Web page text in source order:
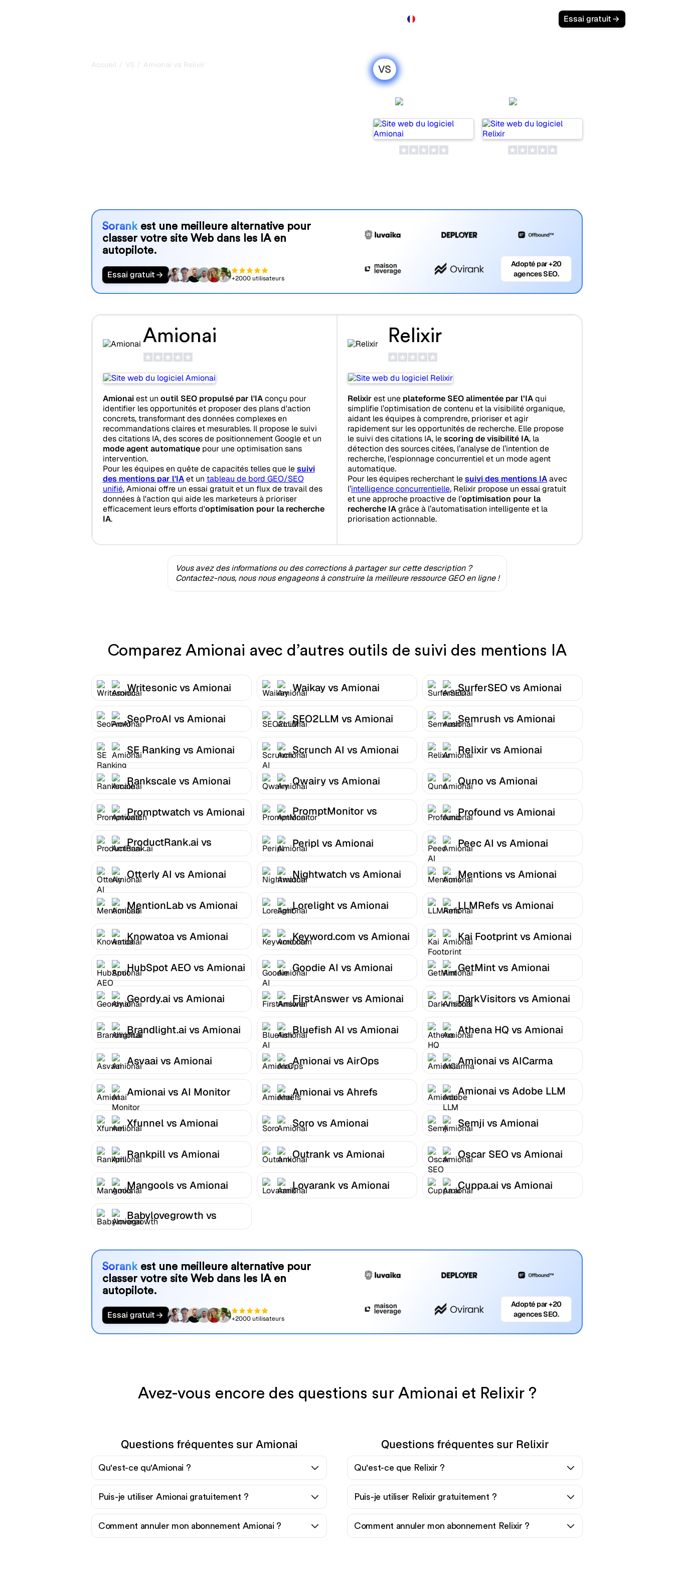
Essai gratuit
Accueil / VS / Amionai vs Relixir VS
Sorankest une meilleure alternative pour
classer votre site Web dans les IA en
autopilote.
Essai gratuit +2000 utilisateurs
Adopté par +20
agences SEO.
Amionai
Amionaiest un outil SEO propulsé par l'IAconçu pour
identifier les opportunités et proposer des plans d'action
concrets, transformant des données complexes en
recommandations claires et mesurables. Il propose le suivi
des citations IA, des scores de positionnement Google et un
mode agent automatiquepour une optimisation sans
intervention.
Pour les équipes en quête de capacités telles que lesuivi
des mentions par l'IAet un tableau de bord GEO/SEO
unifié, Amionai offre un essai gratuit et un flux de travail des
données à l'action qui aide les marketeurs à prioriser
efficacement leurs efforts d'optimisation pour la recherche
IA.
Relixir
Relixir est une plateforme SEO alimentée par l’IAqui
simplifie l’optimisation de contenu et la visibilité organique,
aidant les équipes à comprendre, prioriser et agir
rapidement sur les opportunités de recherche. Elle propose
le suivi des citations IA, lescoring de visibilité IA, la
détection des sources citées, l’analyse de l’intention de
recherche, l’espionnage concurrentiel et un mode agent
automatique.
Pour les équipes recherchant lesuivi des mentions IAavec
l’intelligence concurrentielle, Relixir propose un essai gratuit
et une approche proactive de l’optimisation pour la
recherche IAgrâce à l’automatisation intelligente et la
priorisation actionnable.
Vous avez des informations ou des corrections à partager sur cette description ?
Contactez-nous, nous nous engageons à construire la meilleure ressource GEO en ligne !
Comparez Amionai avec d’autres outils de suivi des mentions IA
Writesonic vs Amionai Waikay vs Amionai SurferSEO vs Amionai
SeoProAI vs Amionai SEO2LLM vs Amionai Semrush vs Amionai
SE Ranking vs Amionai Scrunch AI vs Amionai Relixir vs Amionai
Rankscale vs Amionai Qwairy vs Amionai Quno vs Amionai
Promptwatch vs Amionai
PromptMonitor vs
Amionai
Profound vs Amionai
ProductRank.ai vs
Amionai
Peripl vs Amionai Peec AI vs Amionai
Otterly AI vs Amionai Nightwatch vs Amionai Mentions vs Amionai
MentionLab vs Amionai Lorelight vs Amionai LLMRefs vs Amionai
Knowatoa vs Amionai Keyword.com vs Amionai Kai Footprint vs Amionai
HubSpot AEO vs Amionai Goodie AI vs Amionai GetMint vs Amionai
Geordy.ai vs Amionai FirstAnswer vs Amionai DarkVisitors vs Amionai
Brandlight.ai vs Amionai Bluefish AI vs Amionai Athena HQ vs Amionai
Asvaai vs Amionai Amionai vs AirOps Amionai vs AICarma
Amionai vs AI Monitor Amionai vs Ahrefs
Amionai vs Adobe LLM
Optimizer
Xfunnel vs Amionai
Soro vs Amionai Semji vs Amionai
Rankpill vs Amionai Outrank vs Amionai Oscar SEO vs Amionai
Mangools vs Amionai Lovarank vs Amionai Cuppa.ai vs Amionai
Babylovegrowth vs
Amionai
Sorankest une meilleure alternative pour
classer votre site Web dans les IA en
autopilote.
Essai gratuit +2000 utilisateurs
Adopté par +20
agences SEO.
Avez-vous encore des questions sur Amionai et Relixir ?
Questions fréquentes sur Amionai
Qu'est-ce qu'Amionai ?
Puis-je utiliser Amionai gratuitement ?
Comment annuler mon abonnement Amionai ?
Questions fréquentes sur Relixir
Qu'est-ce que Relixir ?
Puis-je utiliser Relixir gratuitement ?
Comment annuler mon abonnement Relixir ?